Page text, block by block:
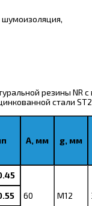
шумоизоляция,
резины NR
стали
A, мм g, мм
60
M12